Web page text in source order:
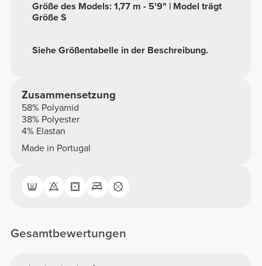
Siehe Größentabelle in der Beschreibung.
Größe des Models: 1,77 m - 5'9" | Model trägt
Größe S
Zusammensetzung
58% Polyamid
38% Polyester
4% Elastan
Made in Portugal
Gesamtbewertungen